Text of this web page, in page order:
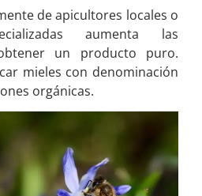
de apicultores locales o
aumenta las
un producto puro.
mieles con denominación
orgánicas.